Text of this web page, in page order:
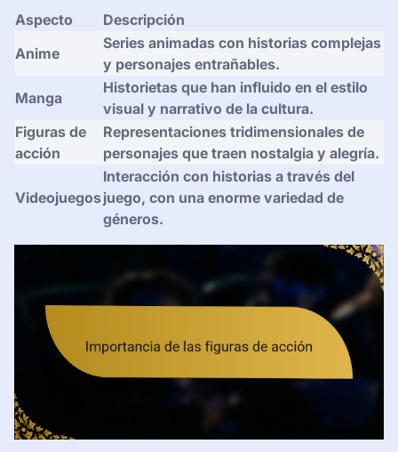
Aspecto
Descripción
Anime
Series animadas con historias complejas
y personajes entrañables.
Manga
Historietas que han influido en el estilo
visual y narrativo de la cultura.
Figuras de
acción
Representaciones tridimensionales de
personajes que traen nostalgia y alegría.
Videojuegos
Interacción con historias a través del
juego, con una enorme variedad de
géneros.